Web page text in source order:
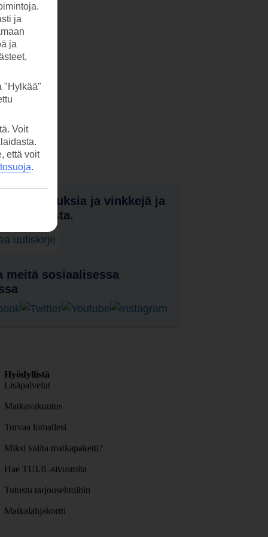
tarjouksia ja vinkkejä ja
uutiskirje
meitä sosiaalisessa
Hyödyllistä
Lisäpalvelut
Matkavakuutus
Turvaa lomallesi
Miksi valita matkapaketti?
Hae TUI.fi -sivustolta
Tutustu tarjousehtoihin
Matkalahjakortti
ja
ja
"Hylkää"
Voit
että voit
.